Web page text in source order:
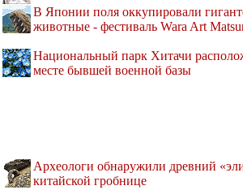
В Японии поля оккупировали
животные - фестиваль Wara Art
Национальный парк Хитачи
месте бывшей военной базы
Археологи обнаружили древний
китайской гробнице